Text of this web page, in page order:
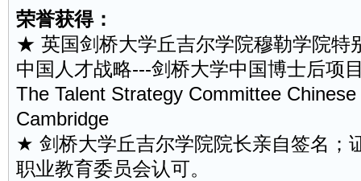
荣誉获得：
★ 英国剑桥大学丘吉尔学院穆勒学院特
中国人才战略---剑桥大学中国博士后项
The Talent Strategy Committee
Cambridge
★ 剑桥大学丘吉尔学院院长亲自签名；
职业教育委员会认可。